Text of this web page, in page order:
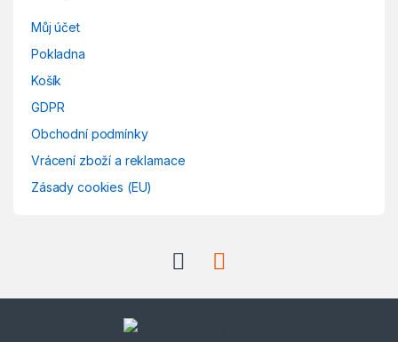
Můj účet
Pokladna
Košík
GDPR
Obchodní podmínky
Vrácení zboží a reklamace
Zásady cookies (EU)